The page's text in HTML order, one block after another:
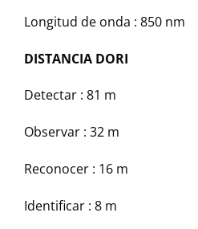
Longitud de onda : 850 nm
DISTANCIA DORI
Detectar : 81 m
Observar : 32 m
Reconocer : 16 m
Identificar : 8 m